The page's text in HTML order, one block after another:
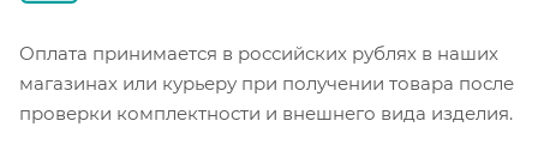
Оплата принимается в российских рублях в наших
магазинах или курьеру при получении товара после
проверки комплектности и внешнего вида изделия.